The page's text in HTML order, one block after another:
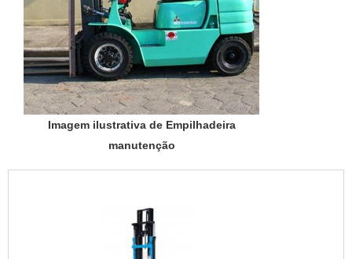
Imagem ilustrativa de Empilhadeira
manutenção